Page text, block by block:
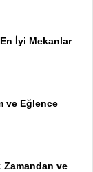
İyi Mekanlar
ve Eğlence
Zamandan ve